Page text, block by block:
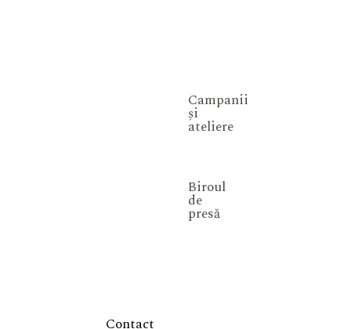
Campanii
și
ateliere
Biroul
de
presă
Contact